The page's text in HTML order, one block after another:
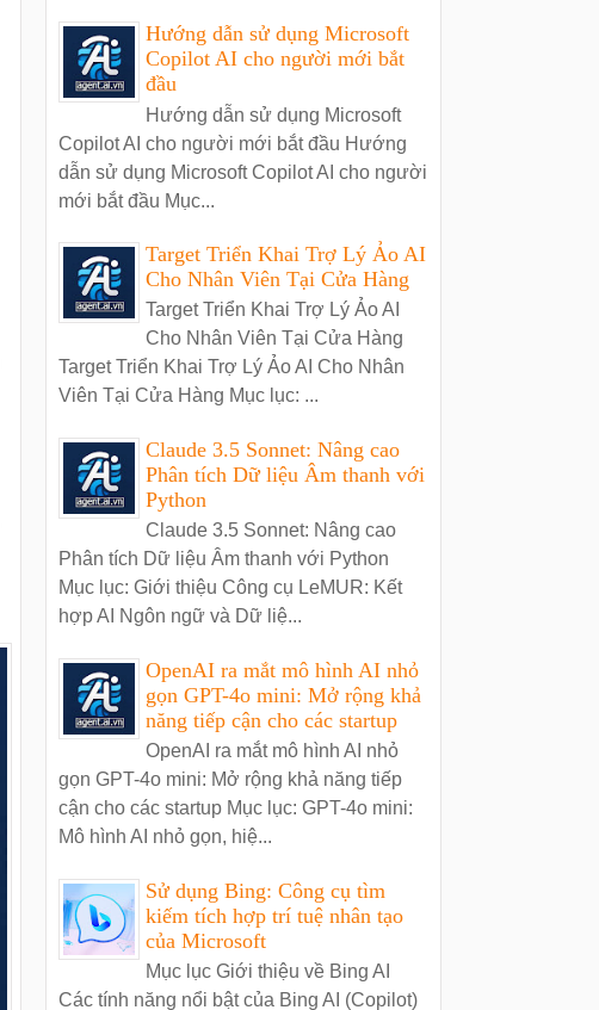
Hướng dẫn sử dụng Microsoft
Copilot AI cho người mới bắt
đầu
Hướng dẫn sử dụng Microsoft
Copilot AI cho người mới bắt đầu Hướng
dẫn sử dụng Microsoft Copilot AI cho người
mới bắt đầu Mục...
Target Triển Khai Trợ Lý Ảo AI
Cho Nhân Viên Tại Cửa Hàng
Target Triển Khai Trợ Lý Ảo AI
Cho Nhân Viên Tại Cửa Hàng
Target Triển Khai Trợ Lý Ảo AI Cho Nhân
Viên Tại Cửa Hàng Mục lục: ...
Claude 3.5 Sonnet: Nâng cao
Phân tích Dữ liệu Âm thanh với
Python
Claude 3.5 Sonnet: Nâng cao
Phân tích Dữ liệu Âm thanh với Python
Mục lục: Giới thiệu Công cụ LeMUR: Kết
hợp AI Ngôn ngữ và Dữ liệ...
OpenAI ra mắt mô hình AI nhỏ
gọn GPT-4o mini: Mở rộng khả
năng tiếp cận cho các startup
OpenAI ra mắt mô hình AI nhỏ
gọn GPT-4o mini: Mở rộng khả năng tiếp
cận cho các startup Mục lục: GPT-4o mini:
Mô hình AI nhỏ gọn, hiệ...
Sử dụng Bing: Công cụ tìm
kiếm tích hợp trí tuệ nhân tạo
của Microsoft
Mục lục Giới thiệu về Bing AI
Các tính năng nổi bật của Bing AI (Copilot)